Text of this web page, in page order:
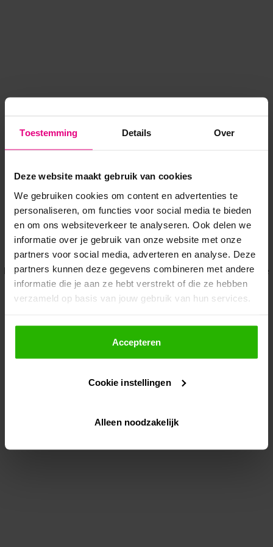
Toestemming Details Over
Deze website maakt gebruik van cookies
We gebruiken cookies om content en advertenties te
personaliseren, om functies voor social media te bieden
en om ons websiteverkeer te analyseren. Ook delen we
informatie over je gebruik van onze website met onze
partners voor social media, adverteren en analyse. Deze
partners kunnen deze gegevens combineren met andere
informatie die je aan ze hebt verstrekt of die ze hebben
verzameld op basis van jouw gebruik van hun services.
Als je op "Accepteer" klikt, dan geef je Voordeeluitjes.nl
toestemming om cookies voor social media en
gepersonaliseerde advertenties te plaatsen.
Lees hier meer over in onsprivacybeleid
Via "Cookie instellingen" kun je ook zelf instellen welke
Accepteren
Cookie instellingen
Alleen noodzakelijk
Application error: a client-side exception has occurred while
loadingwww.voordeeluitjes.nl (see the browser console for more
information).